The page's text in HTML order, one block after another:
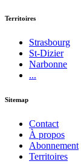
Territoires
Strasbourg
St-Dizier
Narbonne
...
Sitemap
Contact
À propos
Abonnement
Territoires